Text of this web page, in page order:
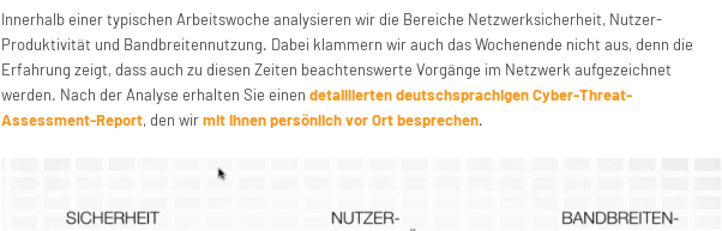
Innerhalb einer typischen Arbeitswoche analysieren wir die Bereiche Netzwerksicherheit, Nutzer-
Produktivität und Bandbreitennutzung. Dabei klammern wir auch das Wochenende nicht aus, denn die
Erfahrung zeigt, dass auch zu diesen Zeiten beachtenswerte Vorgänge im Netzwerk aufgezeichnet
werden. Nach der Analyse erhalten Sie einen detaillierten deutschsprachigen Cyber-Threat-
Assessment-Report, den wirmit Ihnen persönlich vor Ort besprechen.